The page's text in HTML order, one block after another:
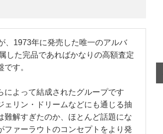
、1973年に発売した唯一のアルバ
した完品であればかなりの高額査定
す。
よって結成されたグループです
ェリン・ドリームなどにも通じる抽
難解すぎたのか、ほとんど話題にな
ファーラウトのコンセプトをより発